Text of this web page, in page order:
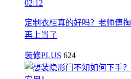
02:12
定制衣柜真的好吗？老师傅
再上当了
装修PLUS 624